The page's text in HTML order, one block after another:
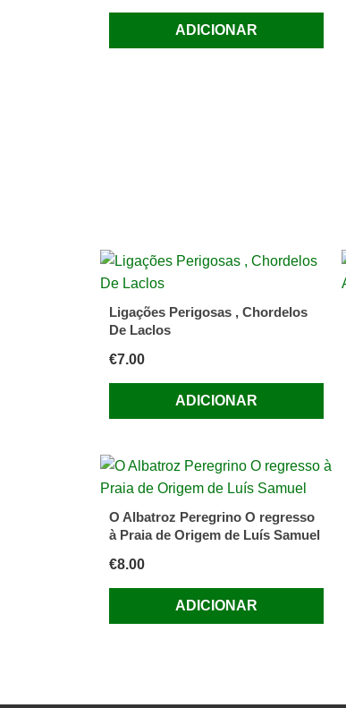
ADICIONAR
Ligações Perigosas , Chordelos
De Laclos
€7.00
ADICIONAR
O Albatroz Peregrino O regresso
à Praia de Origem de Luís Samuel
€8.00
ADICIONAR